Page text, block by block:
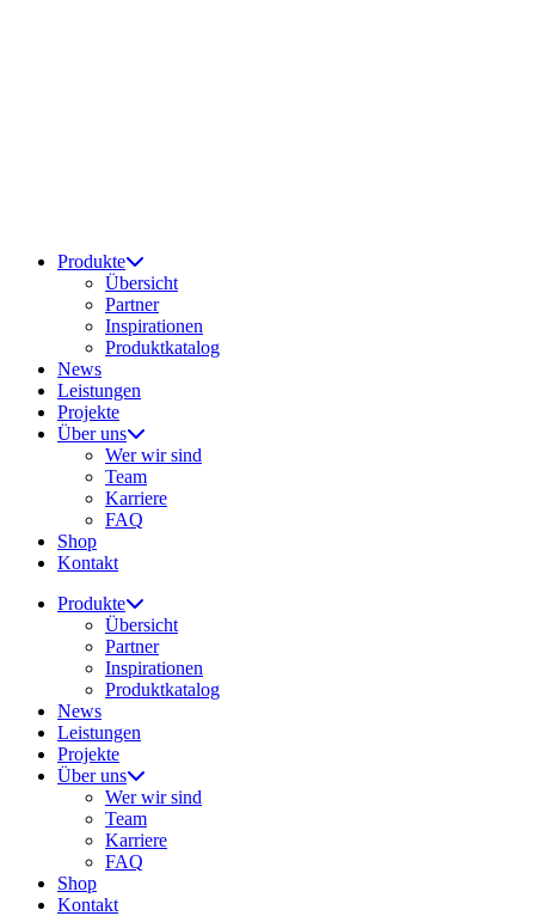
Produkte
Übersicht
Partner
Inspirationen
Produktkatalog
News
Leistungen
Projekte
Über uns
Wer wir sind
Team
Karriere
FAQ
Shop
Kontakt
Produkte
Übersicht
Partner
Inspirationen
Produktkatalog
News
Leistungen
Projekte
Über uns
Wer wir sind
Team
Karriere
FAQ
Shop
Kontakt